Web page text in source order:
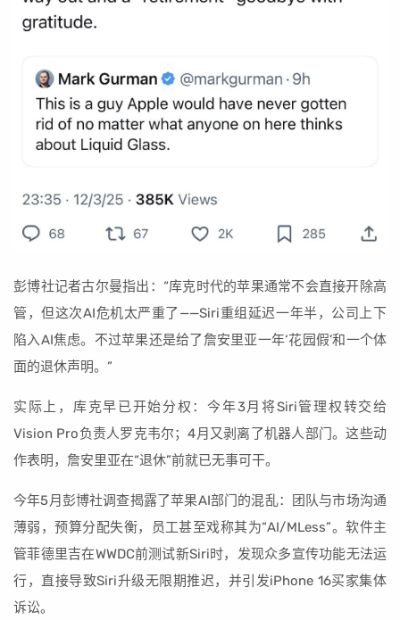
彭博社记者古尔曼指出：“库克时代的苹果通常不会直接开除高
管，但这次AI危机太严重了——Siri重组延迟一年半，公司上下
陷入AI焦虑。不过苹果还是给了詹安里亚一年‘花园假’和一个体
面的退休声明。”
实际上，库克早已开始分权：今年3月将Siri管理权转交给
Vision Pro负责人罗克韦尔；4月又剥离了机器人部门。这些动
作表明，詹安里亚在“退休”前就已无事可干。
今年5月彭博社调查揭露了苹果AI部门的混乱：团队与市场沟通
薄弱，预算分配失衡，员工甚至戏称其为“AI/MLess”。软件主
管菲德里吉在WWDC前测试新Siri时，发现众多宣传功能无法运
行，直接导致Siri升级无限期推迟，并引发iPhone 16买家集体
诉讼。